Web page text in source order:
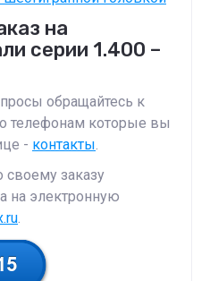
на
серии 1.400 –
обращайтесь к
телефонам которые вы
- контакты
своему заказу
на электронную